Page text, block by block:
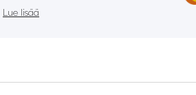
Lue lisää